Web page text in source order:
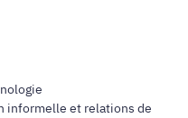
informelle et relations de